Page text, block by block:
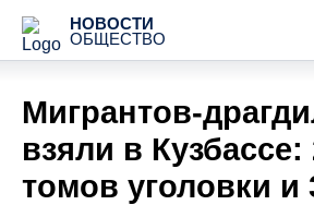
НОВОСТИ
ОБЩЕСТВО
Мигрантов-
взяли в Кузбассе:
томов уголовки и